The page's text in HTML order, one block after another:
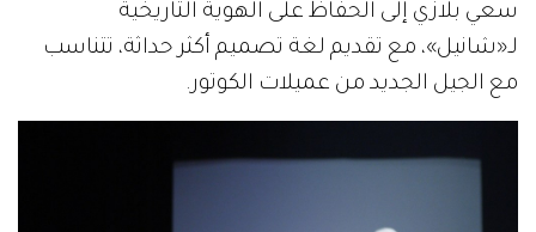
سعي بلازي إلى الحفاظ على الهوية التاريخية
لـ«شانيل»، مع تقديم لغة تصميم أكثر حداثة، تتناسب
مع الجيل الجديد من عميلات الكوتور.